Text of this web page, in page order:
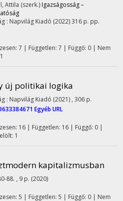
Attila (szerk.) Igazságosság –
: Napvilág Kiadó (2022)316 p. pp.
7 | Független: 7 | Függő: 0 | Nem
új politikai logika
: Napvilág Kiadó (2021) , 306 p.
Egyéb URL
16| Független: 16 | Függő: 0 |
1
kapitalizmusban
88. , 9 p. (2020)
5 | Független: 5 | Függő: 0 | Nem